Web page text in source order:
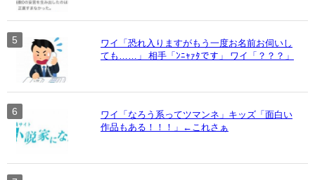
ワイ「恐れ入りますがもう一度お名前お伺いし
ても……」 相手「ﾝﾆｬｧﾀです」 ワイ「？？？」
ワイ「なろう系ってツマンネ」キッズ「面白い
作品もある！！！」←これさぁ